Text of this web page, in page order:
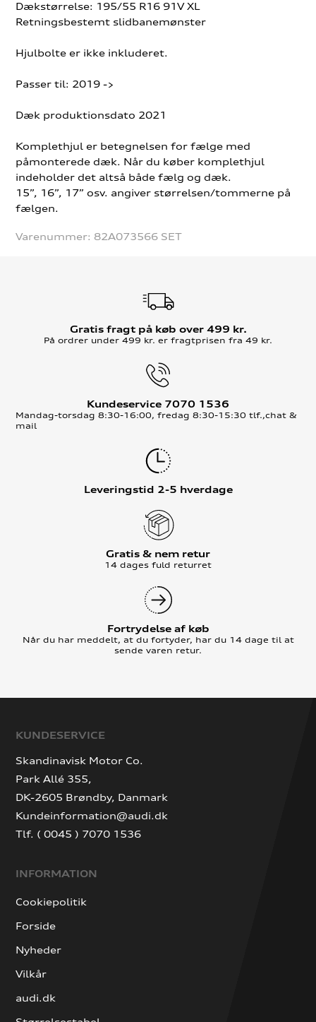
Dækstørrelse: 195/55 R16 91V XL
Retningsbestemt slidbanemønster
Hjulbolte er ikke inkluderet.
Passer til: 2019 ->
Dæk produktionsdato 2021
Komplethjul er betegnelsen for fælge med
påmonterede dæk. Når du køber komplethjul
indeholder det altså både fælg og dæk.
15”, 16”, 17” osv. angiver størrelsen/tommerne på
fælgen.
Varenummer: 82A073566 SET
Gratis fragt på køb over 499 kr.
På ordrer under 499 kr. er fragtprisen fra 49 kr.
Kundeservice 7070 1536
Mandag-torsdag 8:30-16:00, fredag 8:30-15:30 tlf.,chat &
mail
Leveringstid 2-5 hverdage
Gratis & nem retur
14 dages fuld returret
Fortrydelse af køb
Når du har meddelt, at du fortyder, har du 14 dage til at
sende varen retur.
KUNDESERVICE
Skandinavisk Motor Co.
Park Allé 355,
DK-2605 Brøndby, Danmark
Kundeinformation@audi.dk
Tlf. ( 0045 ) 7070 1536
INFORMATION
Cookiepolitik
Forside
Nyheder
Vilkår
audi.dk